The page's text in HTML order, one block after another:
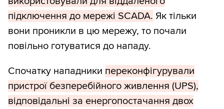
підключення до мережі SCADA. Як тільки
вони проникли в цю мережу, то почали
повільно готуватися до нападу.
Спочатку нападники переконфігурували
пристрої безперебійного живлення (UPS),
відповідальні за енергопостачання двох